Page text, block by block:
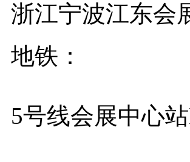
浙江宁波江东会
地铁：
5号线会展中心